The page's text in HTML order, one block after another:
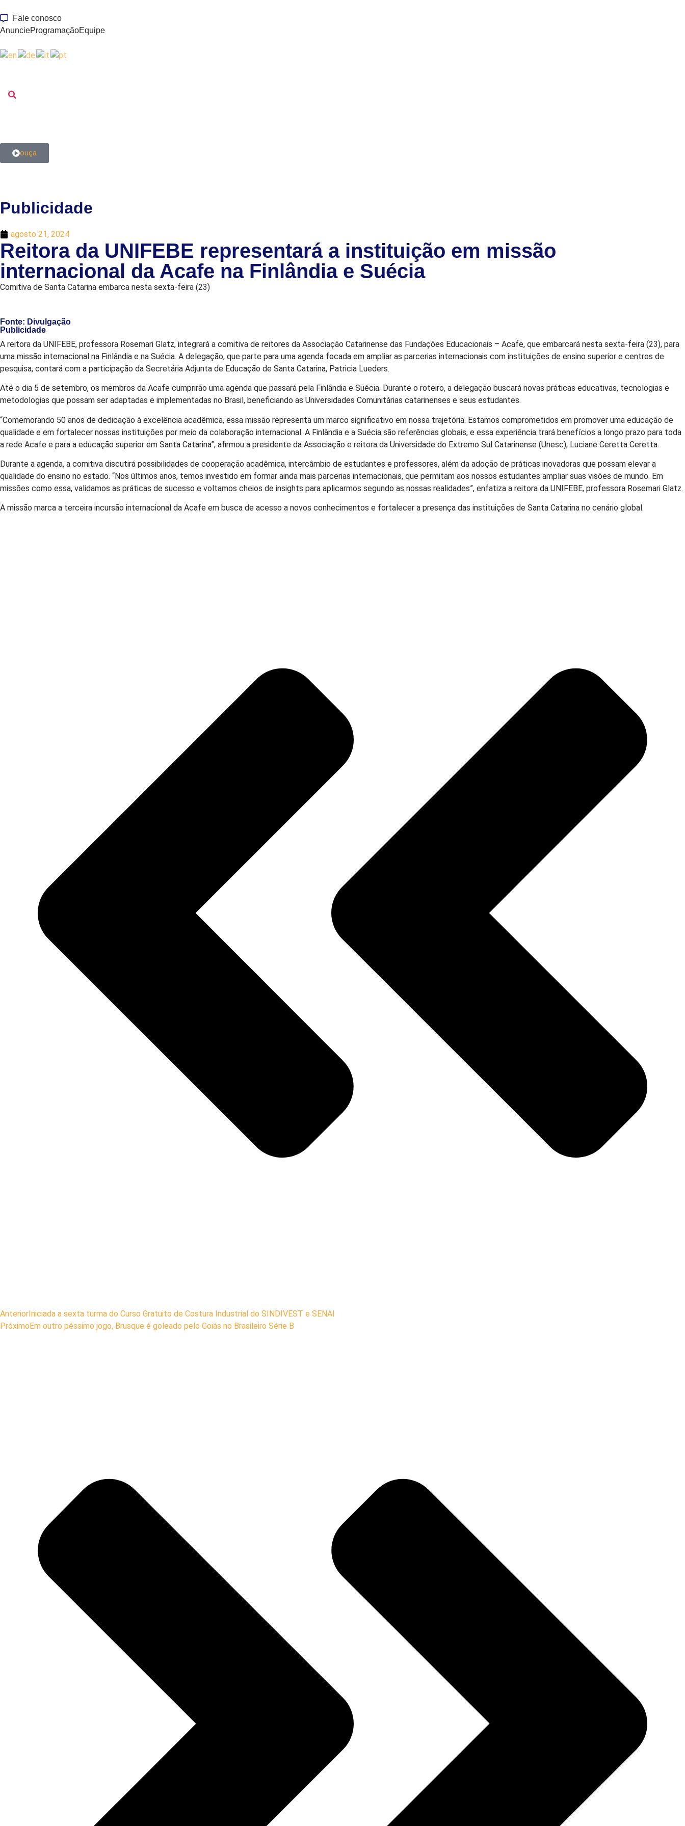
Fale conosco
AnuncieProgramaçãoEquipe
ouça
Publicidade
agosto 21, 2024
Reitora da UNIFEBE representará a instituição em missão
internacional da Acafe na Finlândia e Suécia
Comitiva de Santa Catarina embarca nesta sexta-feira (23)
Fonte: Divulgação
Publicidade
A reitora da UNIFEBE, professora Rosemari Glatz, integrará a comitiva de reitores da Associação Catarinense das Fundações Educacionais – Acafe, que embarcará nesta sexta-feira (23), para
uma missão internacional na Finlândia e na Suécia. A delegação, que parte para uma agenda focada em ampliar as parcerias internacionais com instituições de ensino superior e centros de
pesquisa, contará com a participação da Secretária Adjunta de Educação de Santa Catarina, Patricia Lueders.
Até o dia 5 de setembro, os membros da Acafe cumprirão uma agenda que passará pela Finlândia e Suécia. Durante o roteiro, a delegação buscará novas práticas educativas, tecnologias e
metodologias que possam ser adaptadas e implementadas no Brasil, beneficiando as Universidades Comunitárias catarinenses e seus estudantes.
“Comemorando 50 anos de dedicação à excelência acadêmica, essa missão representa um marco significativo em nossa trajetória. Estamos comprometidos em promover uma educação de
qualidade e em fortalecer nossas instituições por meio da colaboração internacional. A Finlândia e a Suécia são referências globais, e essa experiência trará benefícios a longo prazo para toda
a rede Acafe e para a educação superior em Santa Catarina”, afirmou a presidente da Associação e reitora da Universidade do Extremo Sul Catarinense (Unesc), Luciane Ceretta Ceretta.
Durante a agenda, a comitiva discutirá possibilidades de cooperação acadêmica, intercâmbio de estudantes e professores, além da adoção de práticas inovadoras que possam elevar a
qualidade do ensino no estado. “Nos últimos anos, temos investido em formar ainda mais parcerias internacionais, que permitam aos nossos estudantes ampliar suas visões de mundo. Em
missões como essa, validamos as práticas de sucesso e voltamos cheios de insights para aplicarmos segundo as nossas realidades”, enfatiza a reitora da UNIFEBE, professora Rosemari Glatz.
A missão marca a terceira incursão internacional da Acafe em busca de acesso a novos conhecimentos e fortalecer a presença das instituições de Santa Catarina no cenário global.
AnteriorIniciada a sexta turma do Curso Gratuito de Costura Industrial do SINDIVEST e SENAI
PróximoEm outro péssimo jogo, Brusque é goleado pelo Goiás no Brasileiro Série B